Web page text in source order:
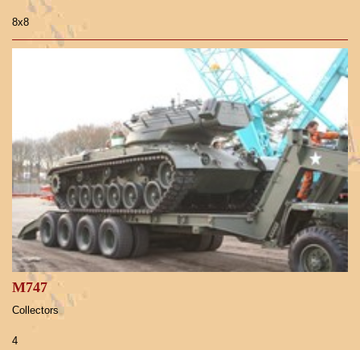
8x8
M747
Collectors
4